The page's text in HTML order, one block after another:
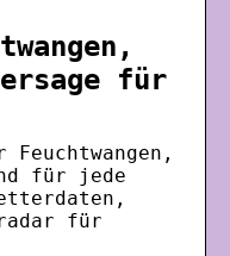
für
für jede
für